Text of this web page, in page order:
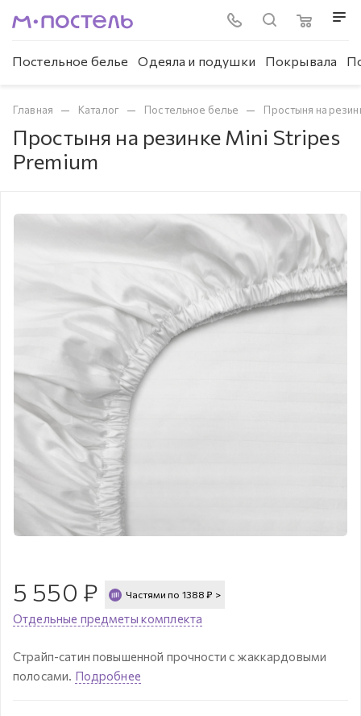
Постельное белье Одеяла и подушки Покрывала
Главная — Каталог — Постельное белье — Простыня на
Простыня на резинке Mini Stripes
Premium
5 550 ₽ Частями по 1388 ₽ >
Отдельные предметы комплекта
Страйп-сатин повышенной прочности с жаккардовыми
полосами. Подробнее